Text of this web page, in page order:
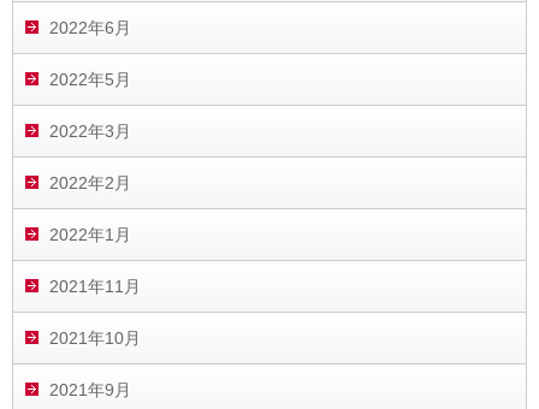
2022年6月
2022年5月
2022年3月
2022年2月
2022年1月
2021年11月
2021年10月
2021年9月